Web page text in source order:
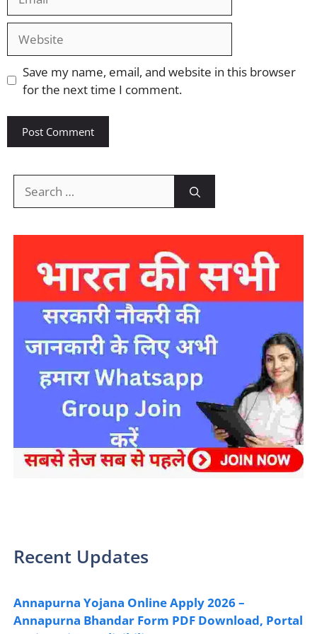
Website
Save my name, email, and website in this browser
for the next time I comment.
for:
Recent Updates
Annapurna Yojana Online Apply 2026 –
Annapurna Bhandar Form PDF Download, Portal